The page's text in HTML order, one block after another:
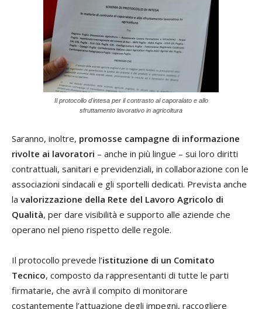
Il protocollo d'intesa per il contrasto al caporalato e allo
sfruttamento lavorativo in agricoltura
Saranno, inoltre, promosse campagne di informazione
rivolte ai lavoratori – anche in più lingue – sui loro diritti
contrattuali, sanitari e previdenziali, in collaborazione con le
associazioni sindacali e gli sportelli dedicati. Prevista anche
la valorizzazione della Rete del Lavoro Agricolo di
Qualità, per dare visibilità e supporto alle aziende che
operano nel pieno rispetto delle regole.
Il protocollo prevede l’istituzione di un Comitato
Tecnico, composto da rappresentanti di tutte le parti
firmatarie, che avrà il compito di monitorare
costantemente l’attuazione degli impegni, raccogliere